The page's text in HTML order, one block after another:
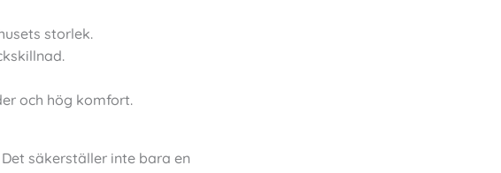
storlek.
och hög komfort.
säkerställer inte bara en